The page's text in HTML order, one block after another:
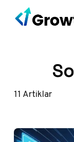
Hoppa till innehåll
11 Artiklar